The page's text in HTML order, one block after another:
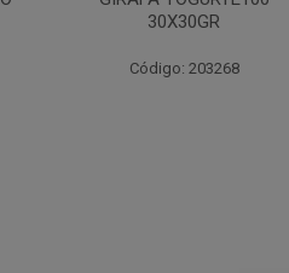
Código: 203270